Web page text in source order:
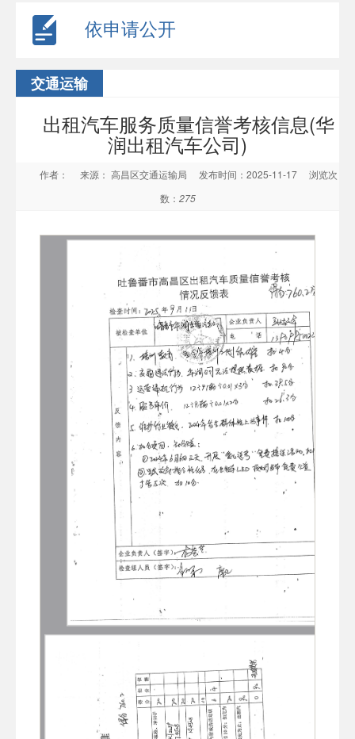
依申请公开
交通运输
出租汽车服务质量信誉考核信息(华
润出租汽车公司)
作者： 来源： 高昌区交通运输局 发布时间：2025-11-17
浏览次
数： 275